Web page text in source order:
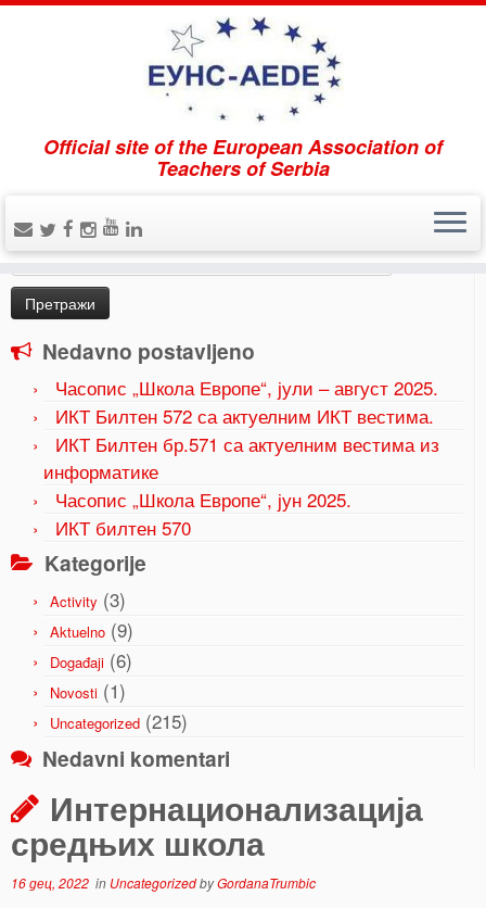
Official site of the European Association of
Teachers of Serbia
Home » Uncategorized » Интернационализација
Pretraži
Претрага
за:
Nedavno postavljeno
Часопис „Школа Европе“, јули – август 2025.
ИКТ Билтен 572 са актуелним ИКТ вестима.
ИКТ Билтен бр.571 са актуелним вестима из
информатике
Часопис „Школа Европе“, јун 2025.
ИКТ билтен 570
Kategorije
Activity (3)
Aktuelno (9)
Događaji (6)
Novosti (1)
Uncategorized (215)
Nedavni komentari
Интернационализација
средњих школа
16 дец, 2022 in UncategorizedbyGordanaTrumbic